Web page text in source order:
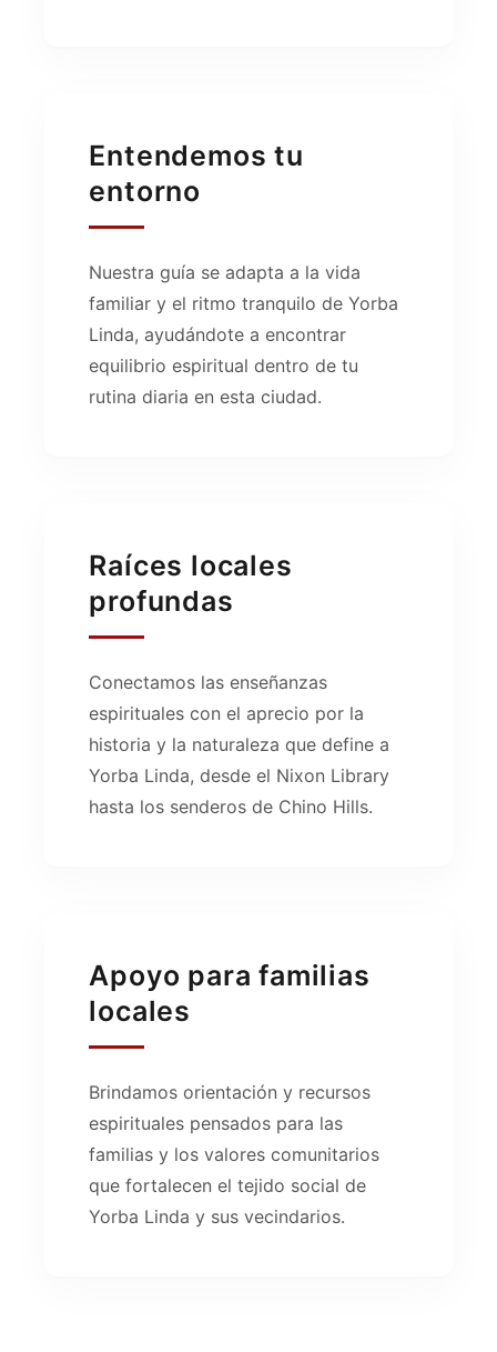
Entendemos tu
entorno
Nuestra guía se adapta a la vida
familiar y el ritmo tranquilo de Yorba
Linda, ayudándote a encontrar
equilibrio espiritual dentro de tu
rutina diaria en esta ciudad.
Raíces locales
profundas
Conectamos las enseñanzas
espirituales con el aprecio por la
historia y la naturaleza que define a
Yorba Linda, desde el Nixon Library
hasta los senderos de Chino Hills.
Apoyo para familias
locales
Brindamos orientación y recursos
espirituales pensados para las
familias y los valores comunitarios
que fortalecen el tejido social de
Yorba Linda y sus vecindarios.